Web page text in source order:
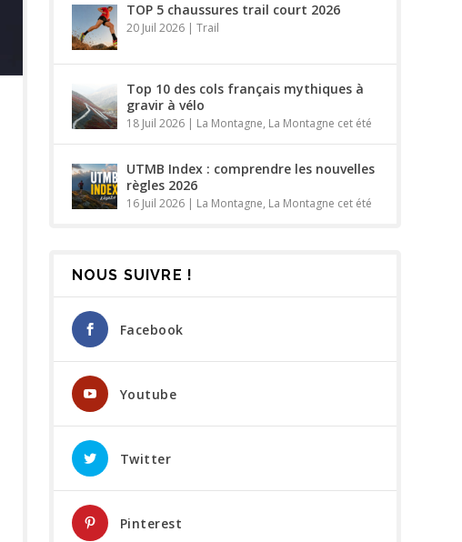
TOP 5 chaussures trail court 2026
20 Juil 2026| Trail
Top 10 des cols français mythiques à
gravir à vélo
18 Juil 2026| La Montagne, La Montagne cet été
UTMB Index : comprendre les nouvelles
règles 2026
16 Juil 2026| La Montagne, La Montagne cet été
NOUS SUIVRE !
Facebook
Youtube
Twitter
Pinterest